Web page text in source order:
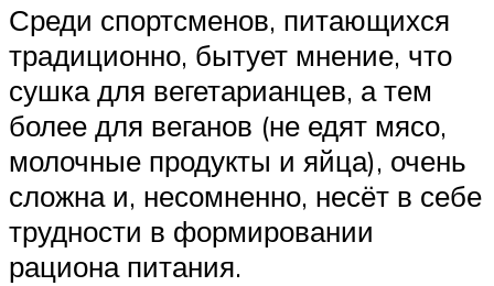
Среди спортсменов, питающихся
традиционно, бытует мнение, что
сушка для вегетарианцев, а тем
более для веганов (не едят мясо,
молочные продукты и яйца), очень
сложна и, несомненно, несёт в себе
трудности в формировании
рациона питания.